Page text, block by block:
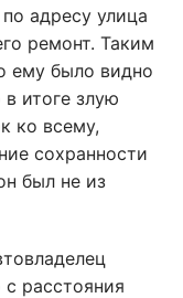
адресу улица
ремонт. Таким
ему было видно
итоге злую
ко всему,
сохранности
был не из
расстояния